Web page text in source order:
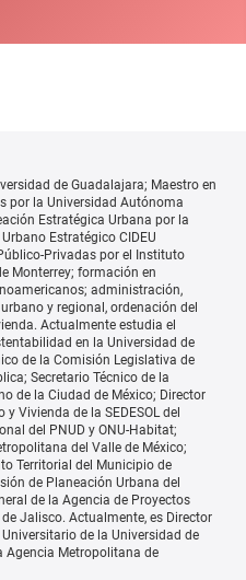
de Guadalajara; Maestro en
por la Universidad Autónoma
Estratégica Urbana por la
Estratégico CIDEU
Privadas por el Instituto
Monterrey; formación en
administración,
y regional, ordenación del
Actualmente estudia el
en la Universidad de
de la Comisión Legislativa de
Secretario Técnico de la
de la Ciudad de México; Director
Vivienda de la SEDESOL del
del PNUD y ONU-Habitat;
del Valle de México;
Territorial del Municipio de
de Planeación Urbana del
de la Agencia de Proyectos
Jalisco. Actualmente, es Director
de la Universidad de
Agencia Metropolitana de